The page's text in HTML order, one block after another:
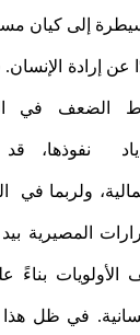
إلى كيان
عن إرادة
الضعف في
نفوذها،
ولربما في
المصيرية
بناءً
في ظل